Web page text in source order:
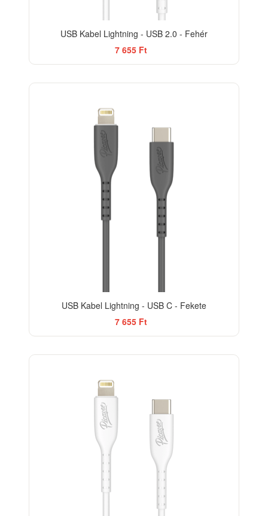
USB Kabel Lightning - USB 2.0 - Fehér
7 655 Ft
USB Kabel Lightning - USB C - Fekete
7 655 Ft